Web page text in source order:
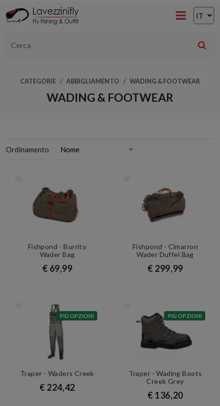
CATEGORIE ABBIGLIAMENTO WADING & FOOTWEAR
WADING & FOOTWEAR
Ordinamento
Fishpond - Burrito
Wader Bag
€ 69,99
Fishpond - Cimarron
Wader Duffel Bag
€ 299,99
PIÙ OPZIONI
Traper - Waders Creek
€ 224,42
PIÙ OPZIONI
Traper - Wading Boots
Creek Grey
€ 136,20